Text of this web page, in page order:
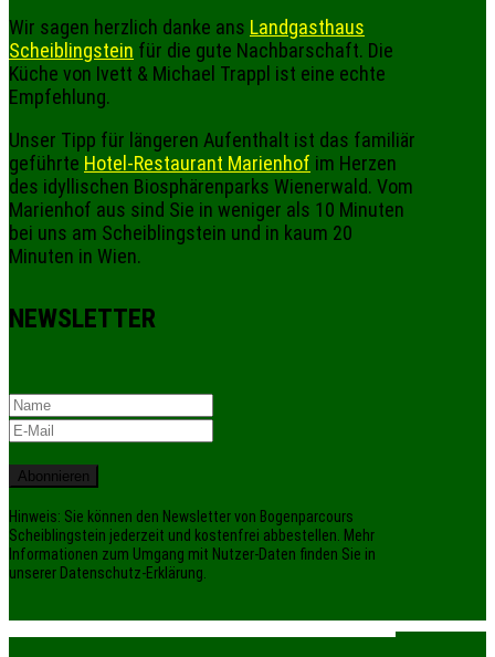
Wir sagen herzlich danke ans Landgasthaus
Scheiblingstein für die gute Nachbarschaft. Die
Küche von Ivett & Michael Trappl ist eine echte
Empfehlung.
Unser Tipp für längeren Aufenthalt ist das familiär
geführte Hotel-Restaurant Marienhof im Herzen
des idyllischen Biosphärenparks Wienerwald. Vom
Marienhof aus sind Sie in weniger als 10 Minuten
bei uns am Scheiblingstein und in kaum 20
Minuten in Wien.
NEWSLETTER
Abonnieren
Hinweis: Sie können den Newsletter von Bogenparcours
Scheiblingstein jederzeit und kostenfrei abbestellen. Mehr
Informationen zum Umgang mit Nutzer-Daten finden Sie in
unserer Datenschutz-Erklärung.